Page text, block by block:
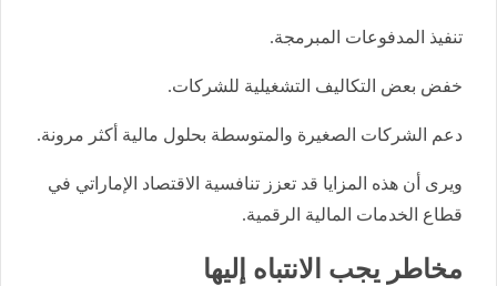
تنفيذ المدفوعات المبرمجة.
خفض بعض التكاليف التشغيلية للشركات.
دعم الشركات الصغيرة والمتوسطة بحلول مالية أكثر مرونة.
ويرى أن هذه المزايا قد تعزز تنافسية الاقتصاد الإماراتي في
قطاع الخدمات المالية الرقمية.
مخاطر يجب الانتباه إليها